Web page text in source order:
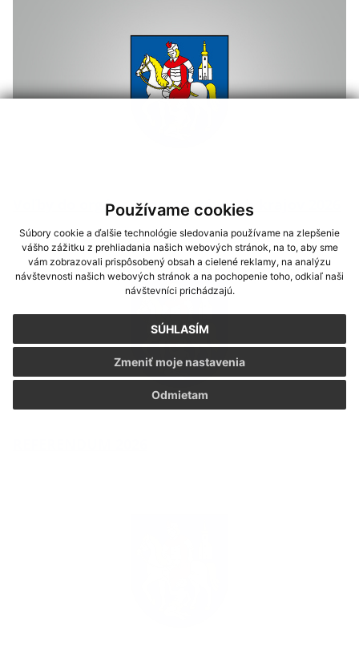
Používame cookies
Súbory cookie a ďalšie technológie sledovania používame na zlepšenie
vášho zážitku z prehliadania našich webových stránok, na to, aby sme
vám zobrazovali prispôsobený obsah a cielené reklamy, na analýzu
návštevnosti našich webových stránok a na pochopenie toho, odkiaľ naši
návštevníci prichádzajú.
SÚHLASÍM
Odmietam
Zmeniť moje nastavenia
Voľby do orgánov samosprávnych krajov 2026